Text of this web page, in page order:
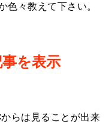
色々教えて下さい。
を表示
らは見ることが出来